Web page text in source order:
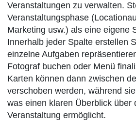
Veranstaltungen zu verwalten.
Veranstaltungsphase
Marketing usw.) als eine eigene
Innerhalb jeder Spalte erstellen
einzelne Aufgaben
Fotograf buchen oder Menü
Karten können dann zwischen
verschoben werden, während
was einen klaren Überblick über
Veranstaltung ermöglicht.